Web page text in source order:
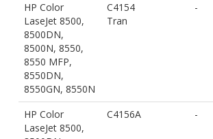
HP Color
LaseJet 8500,
8500DN,
8500N, 8550,
8550 MFP,
8550DN,
8550GN, 8550N
C4154
Tran
-
HP Color
LaseJet 8500,
C4156A -